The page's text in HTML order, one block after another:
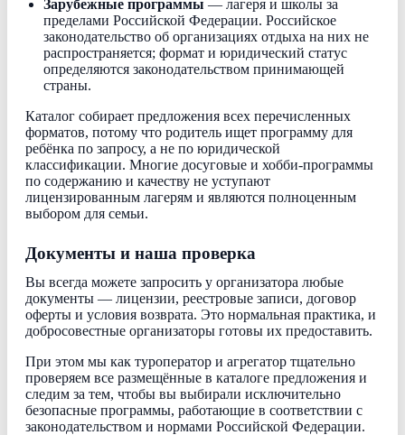
Зарубежные программы — лагеря и школы за
пределами Российской Федерации. Российское
законодательство об организациях отдыха на них не
распространяется; формат и юридический статус
определяются законодательством принимающей
страны.
Каталог собирает предложения всех перечисленных
форматов, потому что родитель ищет программу для
ребёнка по запросу, а не по юридической
классификации. Многие досуговые и хобби-программы
по содержанию и качеству не уступают
лицензированным лагерям и являются полноценным
выбором для семьи.
Документы и наша проверка
Вы всегда можете запросить у организатора любые
документы — лицензии, реестровые записи, договор
оферты и условия возврата. Это нормальная практика, и
добросовестные организаторы готовы их предоставить.
При этом мы как туроператор и агрегатор тщательно
проверяем все размещённые в каталоге предложения и
следим за тем, чтобы вы выбирали исключительно
безопасные программы, работающие в соответствии с
законодательством и нормами Российской Федерации.